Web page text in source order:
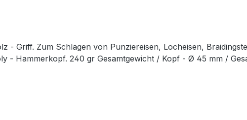
- Griff. Zum Schlagen von Punziereisen, Locheisen,
- Hammerkopf. 240 gr Gesamtgewicht / Kopf - Ø 45 mm /